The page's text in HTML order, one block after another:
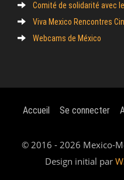
Comité de solidarité avec
Viva Mexico Rencontres
Webcams de México
Accueil Se connecter
© 2016 - 2026 Mexico-
Design initial par